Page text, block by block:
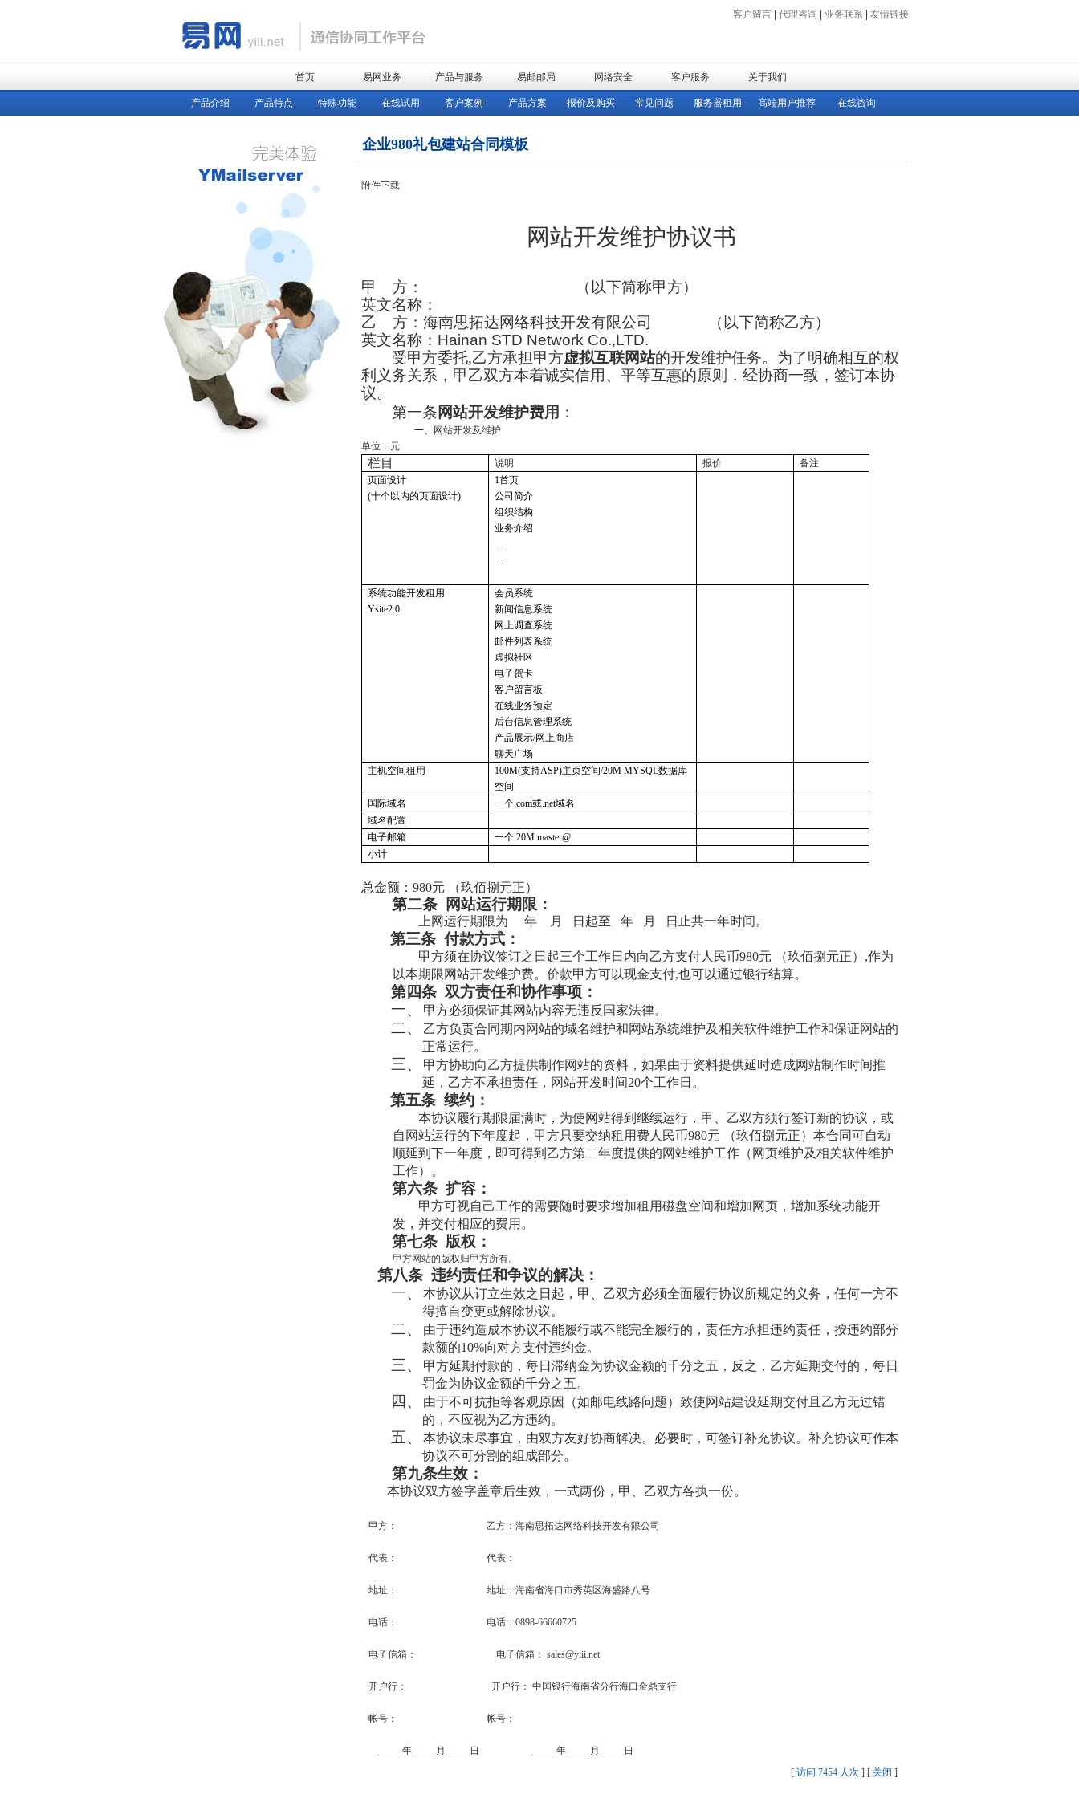
客户留言 代理咨询 业务联系 友情链接
首页 易网业务 产品与服务 易邮邮局 网络安全 客户服务 关于我们
产品介绍 产品特点 特殊功能 在线试用 客户案例 产品方案 报价及购买 常见问题 服务器租用 高端用户推荐 在线咨询
企业980礼包建站合同模板
附件下载
网站开发维护协议书
甲 方：
（以下简称甲方）
英文名称：
乙
方：海南思拓达网络科技开发有限公司
（以下简称乙方）
英文名称： Hainan STD Network Co.,LTD.
受甲方委托,乙方承担甲方虚拟互联网站的开发维护任务。为了明确相互的权
利义务关系，甲乙双方本着诚实信用、平等互惠的原则，经协商一致，签订本协
议。
第一条网站开发维护费用 ：
一、
网站开发及维护
单位：元
栏目 说明 报价
备注
页面设计
(十个以内的页面设计)
1首页
公司简介
组织结构
业务介绍
…
…
系统功能开发租用
Ysite2.0
会员系统
新闻信息系统
网上调查系统
邮件列表系统
虚拟社区
电子贺卡
客户留言板
在线业务预定
后台信息管理系统
产品展示/网上商店
聊天广场
主机空间租用
100M(支持ASP)主页空间/20M MYSQL数据库
空间
国际域名
一个.com或.net域名
域名配置
电子邮箱
一个 20M master@
小计
总金额： 980元 （玖佰捌元正）
第二条 网站运行期限：
上网运行期限为 年 月 日起至 年 月 日止共一年时间。
第三条 付款方式：
甲方须在协议签订之日起三个工作日内向乙方支付人民币980元 （玖佰捌元正）,作为
以本期限网站开发维护费。价款甲方可以现金支付,也可以通过银行结算。
第四条 双方责任和协作事项：
一、
甲方必须保证其网站内容无违反国家法律。
二、
乙方负责合同期内网站的域名维护和网站系统维护及相关软件维护工作和保证网站的
正常运行。
三、
甲方协助向乙方提供制作网站的资料，如果由于资料提供延时造成网站制作时间推
延，乙方不承担责任，网站开发时间20个工作日。
第五条 续约：
本协议履行期限届满时，为使网站得到继续运行，甲、乙双方须行签订新的协议，或
自网站运行的下年度起，甲方只要交纳租用费人民币980元 （玖佰捌元正）本合同可自动
顺延到下一年度，即可得到乙方第二年度提供的网站维护工作（网页维护及相关软件维护
工作）。
第六条 扩容：
甲方可视自己工作的需要随时要求增加租用磁盘空间和增加网页，增加系统功能开
发，并交付相应的费用。
第七条 版权：
甲方网站的版权归甲方所有。
第八条 违约责任和争议的解决：
一、
本协议从订立生效之日起，甲、乙双方必须全面履行协议所规定的义务，任何一方不
得擅自变更或解除协议。
二、
由于违约造成本协议不能履行或不能完全履行的，责任方承担违约责任，按违约部分
款额的10%向对方支付违约金。
三、
甲方延期付款的，每日滞纳金为协议金额的千分之五，反之，乙方延期交付的，每日
罚金为协议金额的千分之五。
四、
由于不可抗拒等客观原因（如邮电线路问题）致使网站建设延期交付且乙方无过错
的，不应视为乙方违约。
五、
本协议未尽事宜，由双方友好协商解决。必要时，可签订补充协议。补充协议可作本
协议不可分割的组成部分。
第九条生效：
本协议双方签字盖章后生效，一式两份，甲、乙双方各执一份。
甲方： 乙方： 海南思拓达网络科技开发有限公司
代表： 代表：
地址： 地址：海南省海口市秀英区海盛路八号
电话： 电话：0898-66660725
电子信箱： 电子信箱： sales@yiii.net
开户行： 开户行： 中国银行海南省分行海口金鼎支行
帐号： 帐号：
_____年_____月_____日
_____年_____月_____日
[ 访问 7454 人次 ] [ 关闭 ]